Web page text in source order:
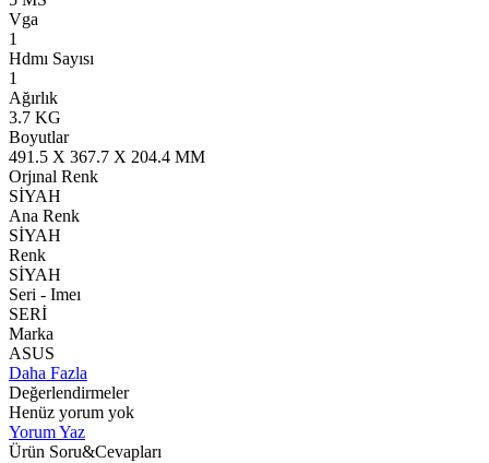
Vga
1
Hdmı Sayısı
1
Ağırlık
3.7 KG
Boyutlar
491.5 X 367.7 X 204.4 MM
Orjınal Renk
SİYAH
Ana Renk
SİYAH
Renk
SİYAH
Seri - Imeı
SERİ
Marka
ASUS
Daha Fazla
Değerlendirmeler
Henüz yorum yok
Yorum Yaz
Ürün Soru&Cevapları